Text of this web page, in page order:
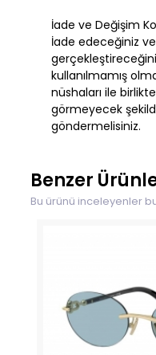
İade ve Değişim
İade edeceğiniz
kullanılmamış
nüshaları ile
görmeyecek
göndermelisiniz.
Benzer
Bu ürünü inceleyenler